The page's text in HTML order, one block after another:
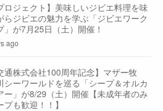
ロジェクト】美味しいジビエ料理を味
らジビエの魅力を学ぶ「ジビエワーク
」が7月25日（土）開催！
ago
通株式会社100周年記念】マザー牧
シーワールドを巡る「シープ＆オルカ
ー」が8/29（土）開催【未成年者のみ
も歓迎！！】